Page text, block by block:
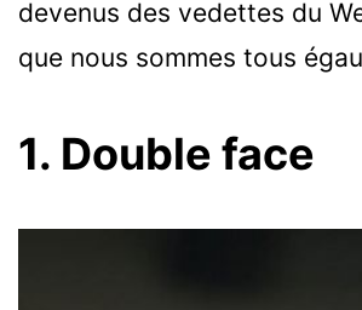
devenus des vedettes du
que nous sommes tous
1. Double face